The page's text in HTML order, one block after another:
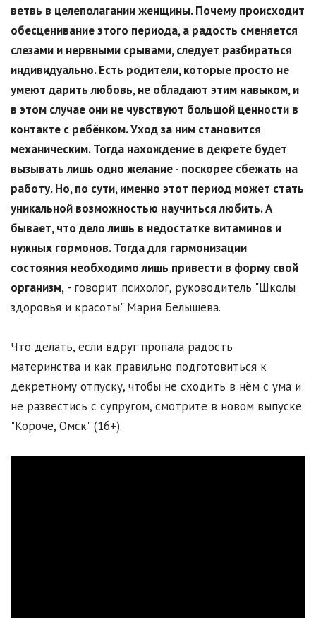
ветвь в целеполагании женщины. Почему происходит
обесценивание этого периода, а радость сменяется
слезами и нервными срывами, следует разбираться
индивидуально. Есть родители, которые просто не
умеют дарить любовь, не обладают этим навыком, и
в этом случае они не чувствуют большой ценности в
контакте с ребёнком. Уход за ним становится
механическим. Тогда нахождение в декрете будет
вызывать лишь одно желание - поскорее сбежать на
работу. Но, по сути, именно этот период может стать
уникальной возможностью научиться любить. А
бывает, что дело лишь в недостатке витаминов и
нужных гормонов. Тогда для гармонизации
состояния необходимо лишь привести в форму свой
организм, - говорит психолог, руководитель "Школы
здоровья и красоты" Мария Белышева.
Что делать, если вдруг пропала радость
материнства и как правильно подготовиться к
декретному отпуску, чтобы не сходить в нём с ума и
не развестись с супругом, смотрите в новом выпуске
"Короче, Омск" (16+).